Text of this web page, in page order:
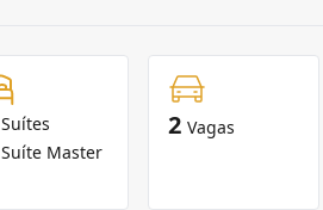
Suítes
Suíte Master
2 Vagas